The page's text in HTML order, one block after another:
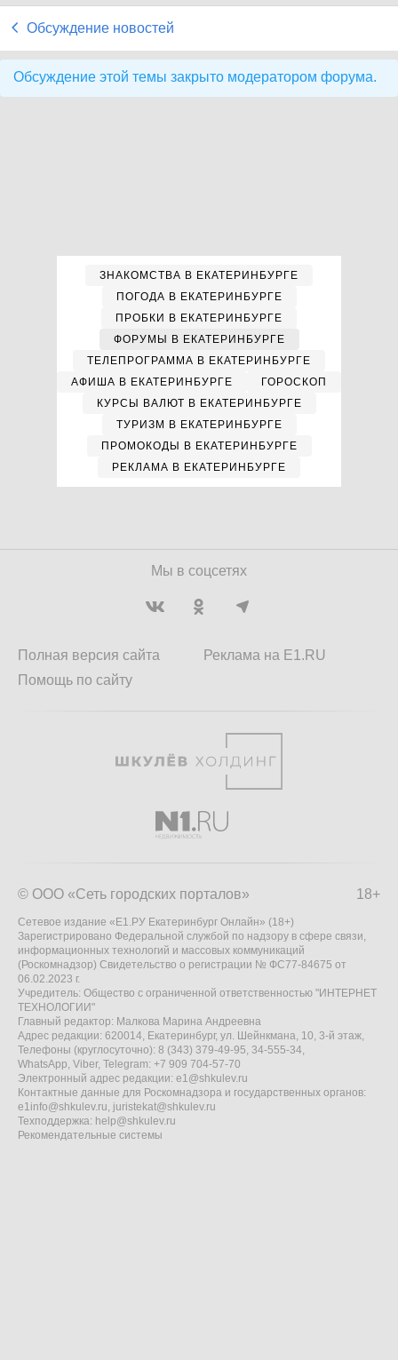
Обсуждение новостей
Обсуждение этой темы закрыто модератором форума.
ЗНАКОМСТВА В ЕКАТЕРИНБУРГЕ
ПОГОДА В ЕКАТЕРИНБУРГЕ
ПРОБКИ В ЕКАТЕРИНБУРГЕ
ФОРУМЫ В ЕКАТЕРИНБУРГЕ
ТЕЛЕПРОГРАММА В ЕКАТЕРИНБУРГЕ
АФИША В ЕКАТЕРИНБУРГЕ
ГОРОСКОП
КУРСЫ ВАЛЮТ В ЕКАТЕРИНБУРГЕ
ТУРИЗМ В ЕКАТЕРИНБУРГЕ
ПРОМОКОДЫ В ЕКАТЕРИНБУРГЕ
РЕКЛАМА В ЕКАТЕРИНБУРГЕ
Мы в соцсетях
Полная версия сайта
Помощь по сайту
Реклама на E1.RU
18+
© ООО «Сеть городских порталов»
Сетевое издание «Е1.РУ Екатеринбург Онлайн» (18+)
Зарегистрировано Федеральной службой по надзору в сфере связи,
информационных технологий и массовых коммуникаций
(Роскомнадзор) Свидетельство о регистрации № ФС77-84675 от
06.02.2023 г.
Учредитель: Общество с ограниченной ответственностью "ИНТЕРНЕТ
ТЕХНОЛОГИИ"
Главный редактор: Малкова Марина Андреевна
Адрес редакции: 620014, Екатеринбург, ул. Шейнкмана, 10, 3-й этаж,
Телефоны (круглосуточно): 8 (343) 379-49-95, 34-555-34,
WhatsApp, Viber, Telegram: +7 909 704-57-70
Электронный адрес редакции: e1@shkulev.ru
Контактные данные для Роскомнадзора и государственных органов:
e1info@shkulev.ru, juristekat@shkulev.ru
Техподдержка: help@shkulev.ru
Рекомендательные системы